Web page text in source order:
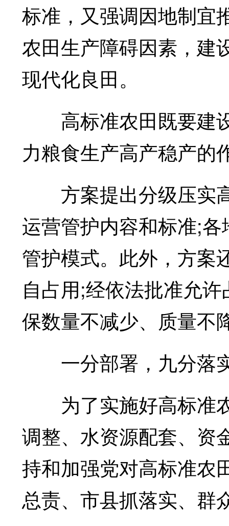
标准，又强调因地制宜
农田生产障碍因素，建
现代化良田。
高标准农田既要建
力粮食生产高产稳产的
方案提出分级压实
运营管护内容和标准;
管护模式。此外，方案
自占用;经依法批准允
保数量不减少、质量不
一分部署，九分落
为了实施好高标准
调整、水资源配套、资
持和加强党对高标准农
总责、市县抓落实、群